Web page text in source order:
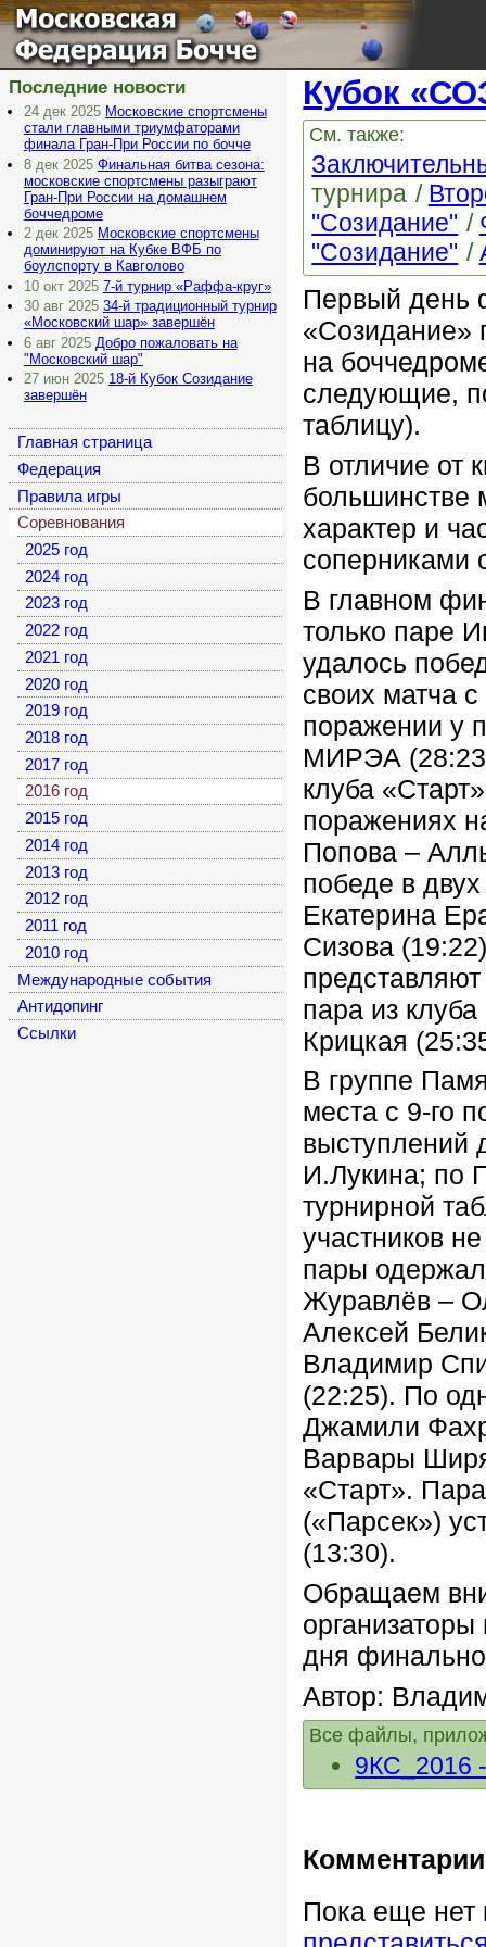
Московская
Федерация Бочче
Кубок
См. также:
турнира
"Созидание"
"Созидание"
Первый день
на
следующие,
таблицу).
В отличие от
большинстве
характер и
соперниками
В главном
только паре
удалось
своих матча
поражении у
МИРЭА
клуба
поражениях
Попова –
победе в
Екатерина
Сизова
пара из
Крицкая
В группе
места с 9-го
выступлений
И.Лукина; по
турнирной
участников
пары
Журавлёв –
Алексей
Владимир
(22:25). По
Джамили
Варвары
«Старт».
(«Парсек»)
(13:30).
Обращаем
дня
Автор:
Все файлы,
9КС_2016
Комментарии
Пока еще нет
Последние новости
24 дек 2025 Московские спортсмены
стали главными триумфаторами
финала Гран-При России по бочче
8 дек 2025 Финальная битва сезона:
московские спортсмены разыграют
Гран-При России на домашнем
боччедроме
2 дек 2025 Московские спортсмены
доминируют на Кубке ВФБ по
боулспорту в Кавголово
10 окт 2025 7-й турнир «Раффа-круг»
30 авг 2025 34-й традиционный турнир
«Московский шар» завершён
6 авг 2025 Добро пожаловать на
"Московский шар"
27 июн 2025 18-й Кубок Созидание
завершён
Главная страница
Федерация
Правила игры
Соревнования
2025 год
2024 год
2023 год
2022 год
2021 год
2020 год
2019 год
2018 год
2017 год
2016 год
2015 год
2014 год
2013 год
2012 год
2011 год
2010 год
Международные события
Антидопинг
Cсылки